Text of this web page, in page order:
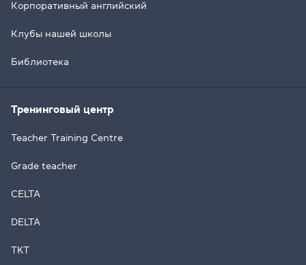
Корпоративный английский
Клубы нашей школы
Библиотека
Тренинговый центр
Teacher Training Centre
Grade teacher
CELTA
DELTA
TKT